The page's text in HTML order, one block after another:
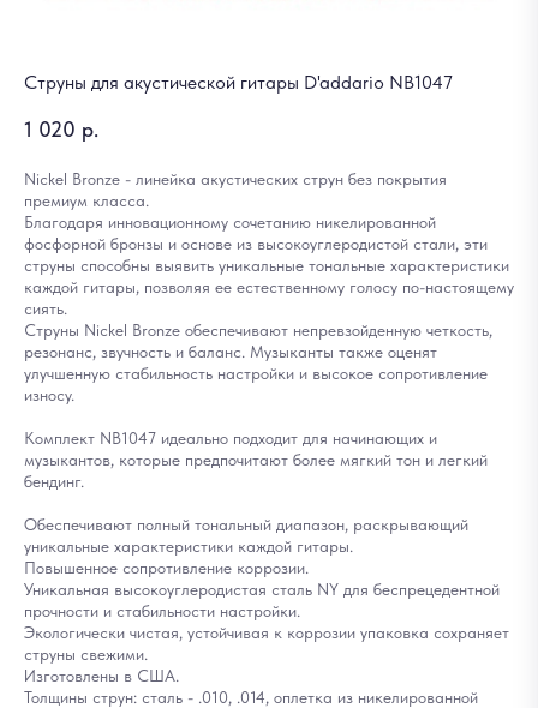
Струны для акустической гитары D'addario NB1047
1 020 р.
Nickel Bronze - линейка акустических струн без покрытия
премиум класса.
Благодаря инновационному сочетанию никелированной
фосфорной бронзы и основе из высокоуглеродистой стали, эти
струны способны выявить уникальные тональные характеристики
каждой гитары, позволяя ее естественному голосу по-настоящему
сиять.
Струны Nickel Bronze обеспечивают непревзойденную четкость,
резонанс, звучность и баланс. Музыканты также оценят
улучшенную стабильность настройки и высокое сопротивление
износу.
Комплект NB1047 идеально подходит для начинающих и
музыкантов, которые предпочитают более мягкий тон и легкий
бендинг.
Обеспечивают полный тональный диапазон, раскрывающий
уникальные характеристики каждой гитары.
Повышенное сопротивление коррозии.
Уникальная высокоуглеродистая сталь NY для беспрецедентной
прочности и стабильности настройки.
Экологически чистая, устойчивая к коррозии упаковка сохраняет
струны свежими.
Изготовлены в США.
Толщины струн: сталь - .010, .014, оплетка из никелированной